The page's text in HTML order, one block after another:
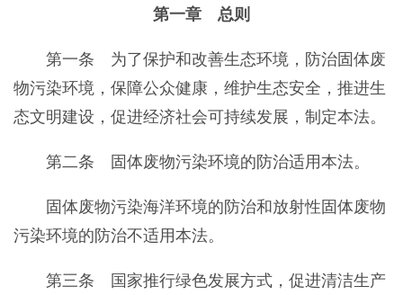
第一章 总则
第一条 为了保护和改善生态环境，防治固体废
物污染环境，保障公众健康，维护生态安全，推进生
态文明建设，促进经济社会可持续发展，制定本法。
第二条 固体废物污染环境的防治适用本法。
固体废物污染海洋环境的防治和放射性固体废物
污染环境的防治不适用本法。
第三条 国家推行绿色发展方式，促进清洁生产